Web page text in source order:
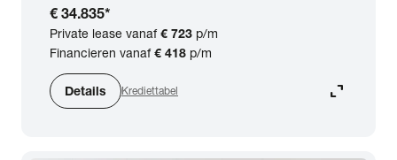
€ 34.835*
Private lease vanaf€ 723 p/m
Financieren vanaf€ 418 p/m
Details Krediettabel expand_content